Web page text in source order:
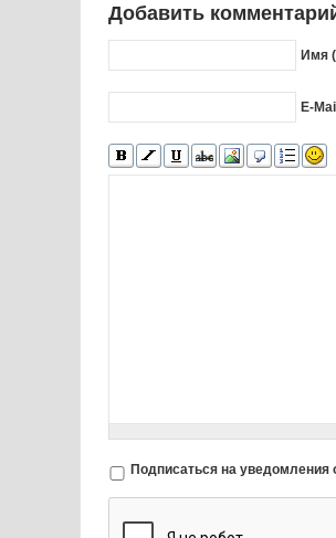
Добавить
Имя
E-
Подписаться на уведомления